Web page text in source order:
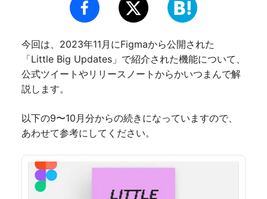
今回は、2023年11月にFigmaから公開された
「Little Big Updates」で紹介された機能について、
公式ツイートやリリースノートからかいつまんで解
説します。
以下の9〜10月分からの続きになっていますので、
あわせて参考にしてください。